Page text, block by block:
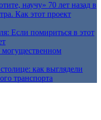
научу» 70 лет назад в
Как этот проект
Если помириться в этот
могущественном
как выглядели
транспорта